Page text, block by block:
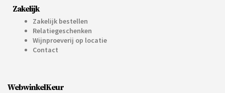
Zakelijk
Zakelijk bestellen
Relatiegeschenken
Wijnproeverij op locatie
Contact
WebwinkelKeur